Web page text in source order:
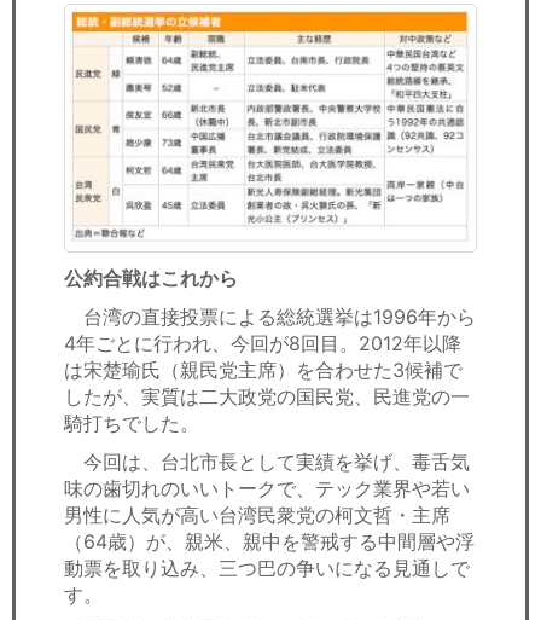
ＩＴ
飲食店情報
公約合戦はこれから
台湾の直接投票による総統選挙は1996年から
4年ごとに行われ、今回が8回目。2012年以降
は宋楚瑜氏（親民党主席）を合わせた3候補で
したが、実質は二大政党の国民党、民進党の一
騎打ちでした。
今回は、台北市長として実績を挙げ、毒舌気
味の歯切れのいいトークで、テック業界や若い
男性に人気が高い台湾民衆党の柯文哲・主席
（64歳）が、親米、親中を警戒する中間層や浮
動票を取り込み、三つ巴の争いになる見通しで
す。